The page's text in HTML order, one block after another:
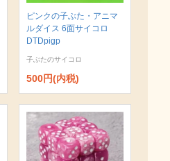
ピンクの子ぶた・アニマ
ルダイス 6面サイコロ
DTDpigp
子ぶたのサイコロ
500円(内税)